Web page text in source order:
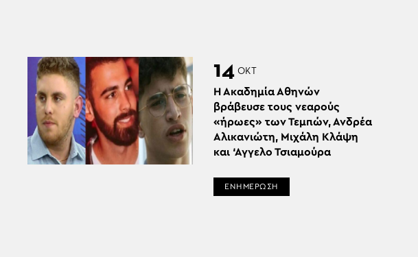
14 ΟΚΤ
Η Ακαδημία Αθηνών
βράβευσε τους νεαρούς
«ήρωες» των Τεμπών, Ανδρέα
Αλικανιώτη, Μιχάλη Κλάψη
και ‘Αγγελο Τσιαμούρα
ΕΝΗΜΕΡΩΣΗ